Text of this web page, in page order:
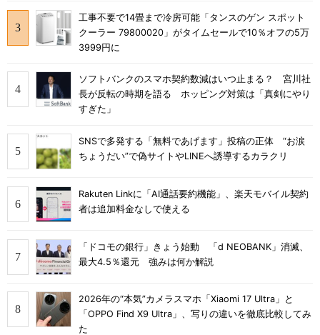
工事不要で14畳まで冷房可能「タンスのゲン スポット
クーラー 79800020」がタイムセールで10％オフの5万
3999円に
ソフトバンクのスマホ契約数減はいつ止まる？ 宮川社
長が反転の時期を語る ホッピング対策は「真剣にやり
すぎた」
SNSで多発する「無料であげます」投稿の正体 “お涙
ちょうだい”で偽サイトやLINEへ誘導するカラクリ
Rakuten Linkに「AI通話要約機能」、楽天モバイル契約
者は追加料金なしで使える
「ドコモの銀行」きょう始動 「d NEOBANK」消滅、
最大4.5％還元 強みは何か解説
2026年の“本気”カメラスマホ「Xiaomi 17 Ultra」と
「OPPO Find X9 Ultra」、写りの違いを徹底比較してみ
た